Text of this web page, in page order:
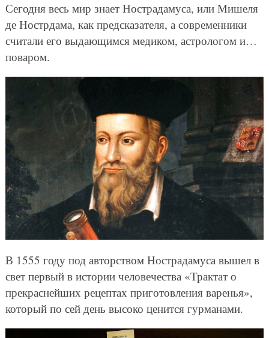
Сегодня весь мир знает Нострадамуса, или Мишеля
де Нострдама, как предсказателя, а современники
считали его выдающимся медиком, астрологом и…
поваром.
В 1555 году под авторством Нострадамуса вышел в
свет первый в истории человечества «Трактат о
прекраснейших рецептах приготовления варенья»,
который по сей день высоко ценится гурманами.